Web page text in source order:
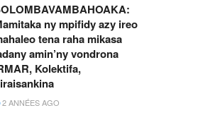
ny mpifidy azy ireo
tena raha mikasa
amin’ny vondrona
Kolektifa,
2 ANNÉES AGO